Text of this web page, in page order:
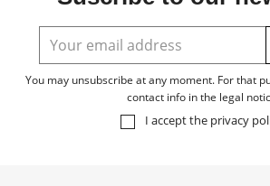
You may unsubscribe at any moment. For that
contact info in the legal
I accept the privacy